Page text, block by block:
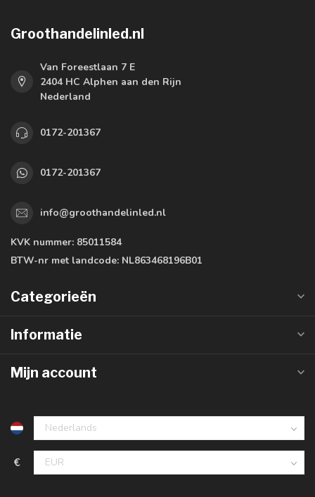
Groothandelinled.nl
Van Foreestlaan 7 E
2404 HC Alphen aan den Rijn
Nederland
0172-201367
0172-201367
info@groothandelinled.nl
KVK nummer: 85011584
BTW-nr met landcode: NL863468196B01
Categorieën
Informatie
Mijn account
€